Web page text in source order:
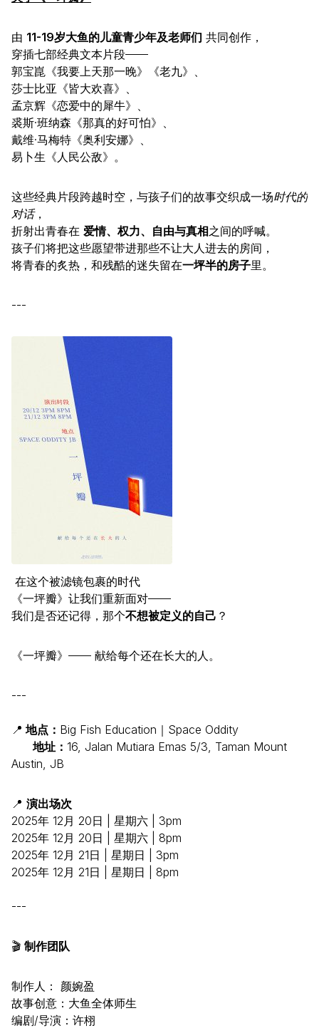
由 11-19岁大鱼的儿童青少年及老师们 共同创作，
穿插七部经典文本片段——
郭宝崑《我要上天那一晚》《老九》、
莎士比亚《皆大欢喜》、
孟京辉《恋爱中的犀牛》、
裘斯·班纳森《那真的好可怕》、
戴维·马梅特《奥利安娜》、
易卜生《人民公敌》。
这些经典片段跨越时空，与孩子们的故事交织成一场时代的
对话，
折射出青春在 爱情、权力、自由与真相之间的呼喊。
孩子们将把这些愿望带进那些不让大人进去的房间，
将青春的炙热，和残酷的迷失留在一坪半的房子里。
---
在这个被滤镜包裹的时代
《一坪瓣》让我们重新面对——
我们是否还记得，那个不想被定义的自己 ？
《一坪瓣》—— 献给每个还在长大的人。
---
📍 地点： Big Fish Education｜Space Oddity
地址： 16, Jalan Mutiara Emas 5/3, Taman Mount
Austin, JB
📍 演出场次
2025年 12月 20日 | 星期六 | 3pm
2025年 12月 20日 | 星期六 | 8pm
2025年 12月 21日 | 星期日 | 3pm
2025年 12月 21日 | 星期日 | 8pm
---
🎬 制作团队
制作人： 颜婉盈
故事创意：大鱼全体师生
编剧/导演：许栩